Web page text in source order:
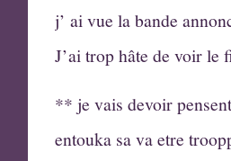
j’ ai vue la bande
J’ai trop hâte de voir le
** je vais devoir
entouka sa va etre